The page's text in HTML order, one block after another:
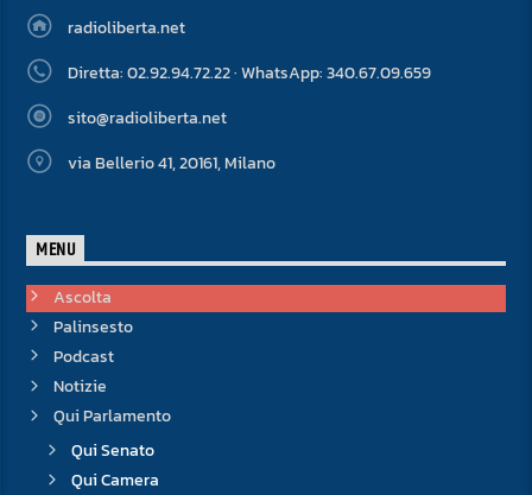
radioliberta.net
Diretta: 02.92.94.72.22 · WhatsApp: 340.67.09.659
sito@radioliberta.net
via Bellerio 41, 20161, Milano
MENU
Ascolta
Palinsesto
Podcast
Notizie
Qui Parlamento
Qui Senato
Qui Camera